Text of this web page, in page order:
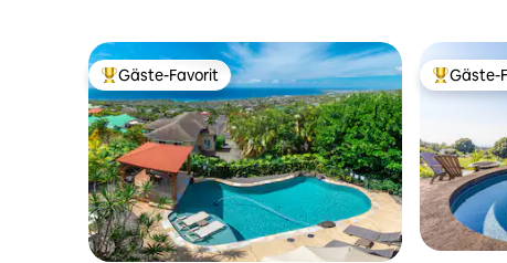
Beliebter Gäste-Favorit.
Gäste-Favorit Beliebter
Gäste-